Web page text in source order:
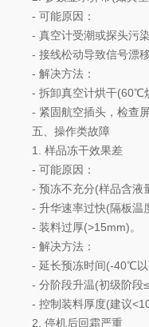
- 可能原因：
- 真空计受潮或探头污染
- 接线松动导致信号漂移
- 解决方法：
- 拆卸真空计烘干(60℃烘
- 紧固航空插头，检查屏
五、操作类故障
1. 样品冻干效果差
- 可能原因：
- 预冻不充分(样品含液
- 升华速率过快(隔板温
- 装料过厚(>15mm)。
- 解决方法：
- 延长预冻时间(-40℃以
- 分阶段升温(初级阶段
- 控制装料厚度(建议
2. 停机后回霜严重